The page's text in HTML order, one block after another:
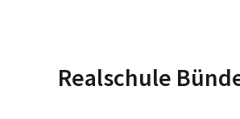
Realschule